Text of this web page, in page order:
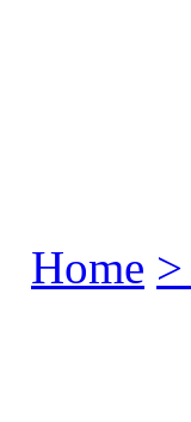
Home